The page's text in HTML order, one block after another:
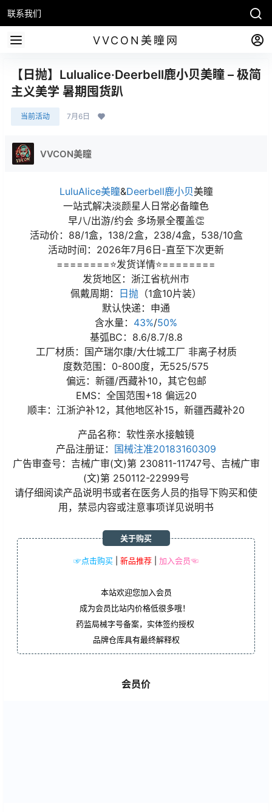
联系我们
VVCON美瞳网
【日抛】Lulualice·Deerbell鹿小贝美瞳 – 极简
主义美学 暑期囤货趴
当前活动 7月6日
VVCON美瞳
LuluAlice美瞳&Deerbell鹿小贝美瞳
一站式解决淡颜星人日常必备瞳色
早八/出游/约会 多场景全覆盖👏
活动价：88/1盒，138/2盒，238/4盒，538/10盒
活动时间：2026年7月6日-直至下次更新
========⭐发货详情⭐========
发货地区：浙江省杭州市
佩戴周期：
日抛 （1盒10片装）
默认快递：申通
含水量： 43%/50%
基弧BC：8.6/8.7/8.8
工厂材质：国产瑞尔康/大仕城工厂 非离子材质
度数范围：0-800度，无525/575
偏远：新疆/西藏补10，其它包邮
EMS：全国范围+18 偏远20
顺丰：江浙沪补12，其他地区补15，新疆西藏补20
产品名称：软性亲水接触镜
产品注册证： 国械注准20183160309
广告审查号：吉械广审(文)第 230811-11747号、吉械广审
(文)第 250112-22999号
请仔细阅读产品说明书或者在医务人员的指导下购买和使
用，禁忌内容或注意事项详见说明书
☞点击购买 新品推荐 加入会员☜
关于购买
本站欢迎您加入会员
成为会员比站内价格低很多哦！
药监局械字号备案，实体签约授权
品牌仓库具有最终解释权
会员价